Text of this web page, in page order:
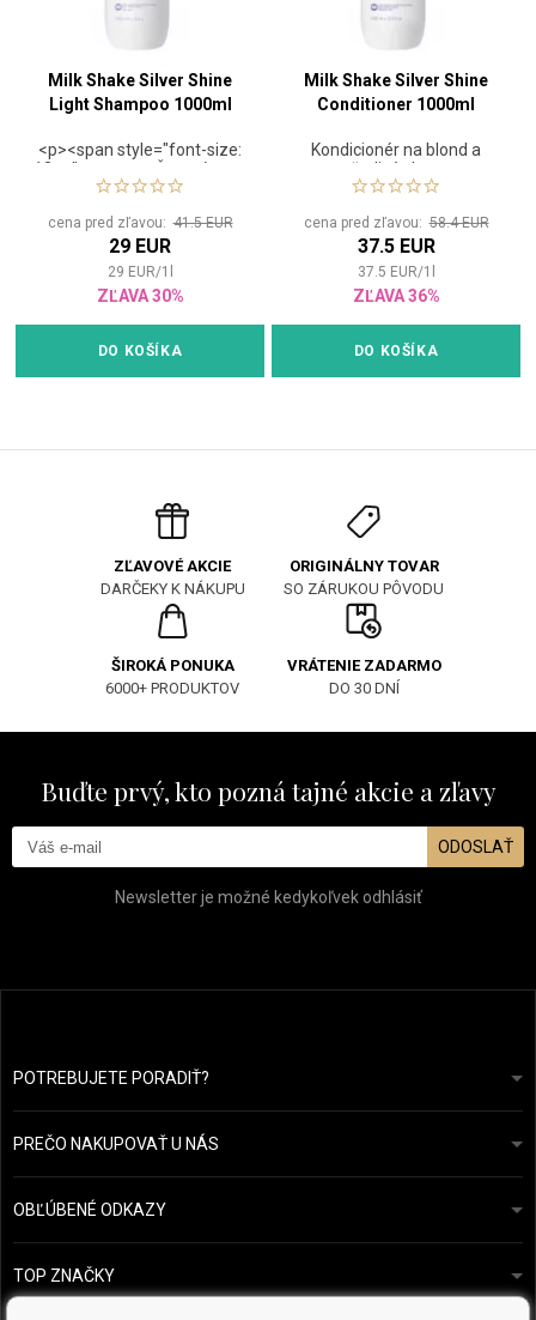
Milk Shake Silver Shine
Light Shampoo 1000ml
<p><span style="font-size:
12pt;"><strong>Šampón pre
šedivé a blond
<html><p><span
style="font-size: 12pt;">Či už
ste sa ako blondínka
narodila, alebo prírode so
svetlým odtieňom vlasov
trochu pomáhate, nežiaduce
žltý nádych z nich spoľahlivo
odstráni šampón Milk Shake
Silver Shine Light.</span>
cena pred zľavou:41.5 EUR
29 EUR
29 EUR/1
ZĽAVA 30%
DO KOŠÍKA
Milk Shake Silver Shine
Conditioner 1000ml
Kondicionér na blond a
šedivé vlasy
cena pred zľavou:58.4 EUR
37.5 EUR
37.5 EUR/1
ZĽAVA 36%
DO KOŠÍKA
ZĽAVOVÉ AKCIE
DARČEKY K NÁKUPU
ORIGINÁLNY TOVAR
SO ZÁRUKOU PÔVODU
ŠIROKÁ PONUKA
6000+ PRODUKTOV
VRÁTENIE ZADARMO
DO 30 DNÍ
Buďte prvý, kto pozná tajné akcie a zľavy
ODOSLAŤ
Newsletter je možné kedykoľvek odhlásiť
POTREBUJETE PORADIŤ?info@prozdravevlasy.cz
Odpovieme do 24 hodín.
PREČO NAKUPOVAŤ U NÁS
Obchodní podmínky
Ochrana osobních údajů
Přehled plateb a dopravy
OBĽÚBENÉ ODKAZY
Náš příběh
Vzorky zdarma
TOP ZNAČKY
Kérastase